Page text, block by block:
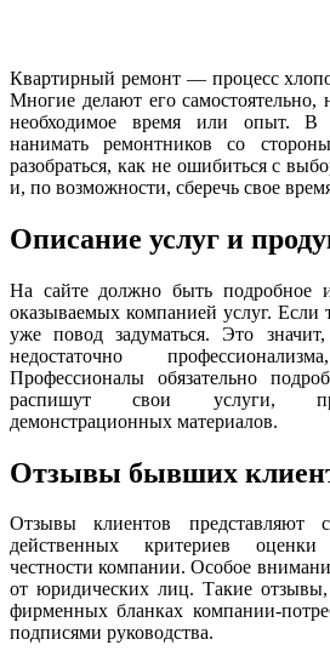
Квартирный ремонт — процесс
Многие делают его самостоятельно,
необходимое время или опыт. В
нанимать ремонтников со
разобраться, как не ошибиться с
и, по возможности, сберечь свое
Описание услуг и
На сайте должно быть подробное
оказываемых компанией услуг. Если
уже повод задуматься. Это
недостаточно
Профессионалы обязательно
распишут свои услуги,
демонстрационных материалов.
Отзывы бывших
Отзывы клиентов
действенных критериев
честности компании. Особое
от юридических лиц. Такие
фирменных бланках компании-
подписями руководства.